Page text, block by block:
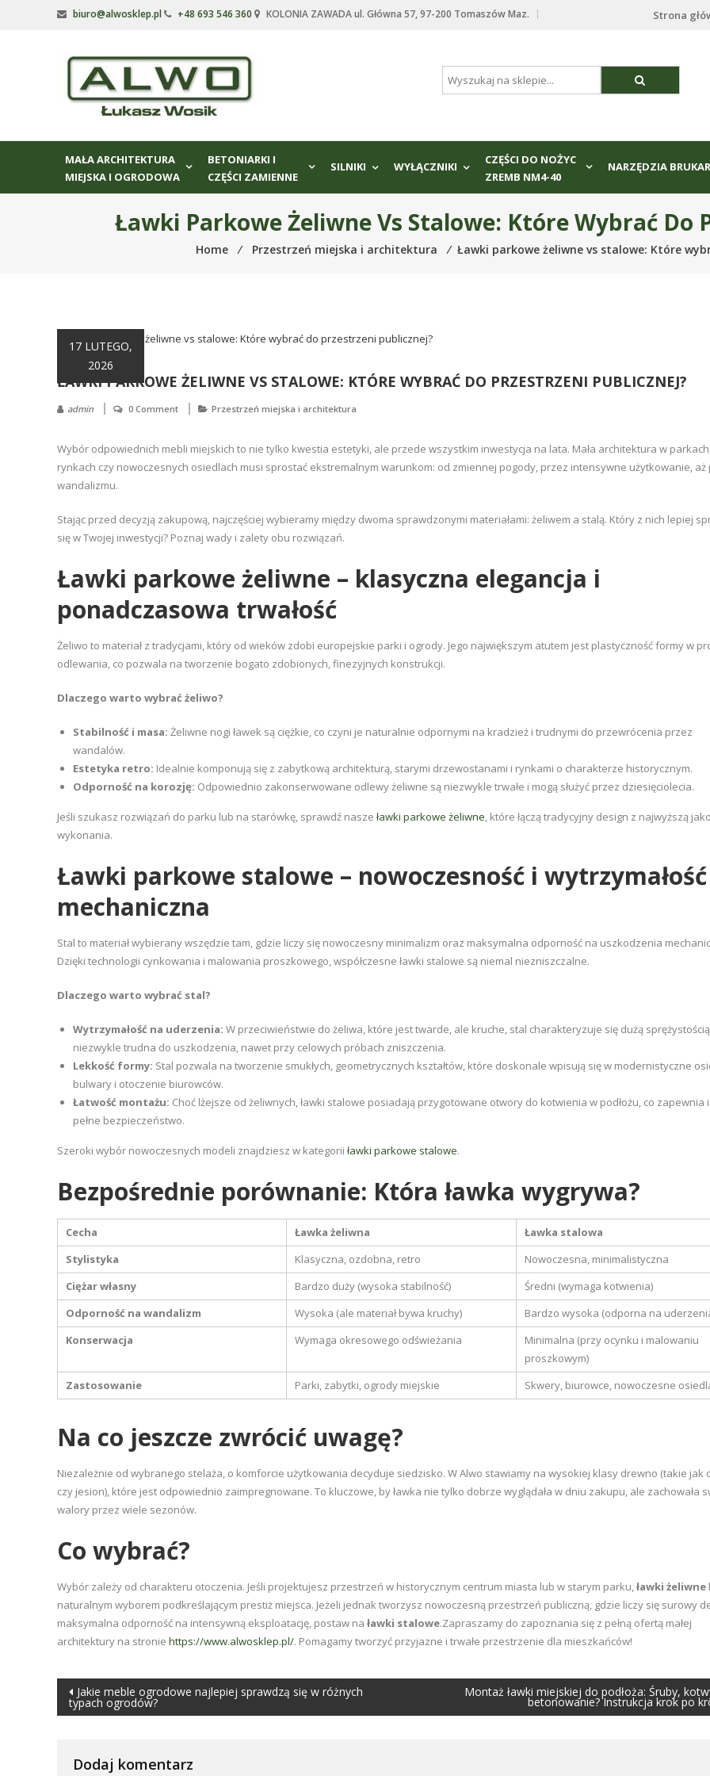
biuro@alwosklep.pl +48 693 546 360 KOLONIA ZAWADA ul. Główna 57, 97-200 Tomaszów Maz. Strona
Alwo
sklep
–
meble
ogrodowe,
różnego
rodzaju
części
rolniczych,
także
zamienne.
MAŁA ARCHITEKTURA
MIEJSKA I OGRODOWA
BETONIARKI I
CZĘŚCI ZAMIENNE
SILNIKI WYŁĄCZNIKI
CZĘŚCI DO NOŻYC
ZREMB NM4-40
NARZĘDZIA
Ławki Parkowe Żeliwne Vs Stalowe: Które Wybrać Do
Home ⁄ Przestrzeń miejska i architektura ⁄ Ławki parkowe żeliwne vs stalowe: Które
17 LUTEGO,
2026
ŁAWKI PARKOWE ŻELIWNE VS STALOWE: KTÓRE WYBRAĆ DO PRZESTRZENI PUBLICZNEJ?
admin 0 Comment Przestrzeń miejska i architektura
Wybór odpowiednich mebli miejskich to nie tylko kwestia estetyki, ale przede wszystkim inwestycja na lata. Mała architektura w
rynkach czy nowoczesnych osiedlach musi sprostać ekstremalnym warunkom: od zmiennej pogody, przez intensywne użytkowanie, aż
wandalizmu.
Stając przed decyzją zakupową, najczęściej wybieramy między dwoma sprawdzonymi materiałami: żeliwem a stalą. Który z nich lepiej
się w Twojej inwestycji? Poznaj wady i zalety obu rozwiązań.
Ławki parkowe żeliwne – klasyczna elegancja i
ponadczasowa trwałość
Żeliwo to materiał z tradycjami, który od wieków zdobi europejskie parki i ogrody. Jego największym atutem jest plastyczność formy w
odlewania, co pozwala na tworzenie bogato zdobionych, finezyjnych konstrukcji.
Dlaczego warto wybrać żeliwo?
Stabilność i masa: Żeliwne nogi ławek są ciężkie, co czyni je naturalnie odpornymi na kradzież i trudnymi do przewrócenia przez
wandalów.
Estetyka retro: Idealnie komponują się z zabytkową architekturą, starymi drzewostanami i rynkami o charakterze historycznym.
Odporność na korozję: Odpowiednio zakonserwowane odlewy żeliwne są niezwykle trwałe i mogą służyć przez dziesięciolecia.
Jeśli szukasz rozwiązań do parku lub na starówkę, sprawdź nasze ławki parkowe żeliwne, które łączą tradycyjny design z najwyższą
wykonania.
Ławki parkowe stalowe – nowoczesność i wytrzymałość
mechaniczna
Stal to materiał wybierany wszędzie tam, gdzie liczy się nowoczesny minimalizm oraz maksymalna odporność na uszkodzenia
Dzięki technologii cynkowania i malowania proszkowego, współczesne ławki stalowe są niemal niezniszczalne.
Dlaczego warto wybrać stal?
Wytrzymałość na uderzenia: W przeciwieństwie do żeliwa, które jest twarde, ale kruche, stal charakteryzuje się dużą
niezwykle trudna do uszkodzenia, nawet przy celowych próbach zniszczenia.
Lekkość formy: Stal pozwala na tworzenie smukłych, geometrycznych kształtów, które doskonale wpisują się w modernistyczne
bulwary i otoczenie biurowców.
Łatwość montażu: Choć lżejsze od żeliwnych, ławki stalowe posiadają przygotowane otwory do kotwienia w podłożu, co zapewnia
pełne bezpieczeństwo.
Szeroki wybór nowoczesnych modeli znajdziesz w kategorii ławki parkowe stalowe.
Bezpośrednie porównanie: Która ławka wygrywa?
Cecha Ławka żeliwna
Ławka stalowa
Stylistyka
Klasyczna, ozdobna, retro
Nowoczesna, minimalistyczna
Ciężar własny
Bardzo duży (wysoka stabilność)
Średni (wymaga kotwienia)
Odporność na wandalizm
Wysoka (ale materiał bywa kruchy)
Bardzo wysoka (odporna na
Konserwacja
Wymaga okresowego odświeżania
Minimalna (przy ocynku i malowaniu
proszkowym)
Zastosowanie
Parki, zabytki, ogrody miejskie Skwery, biurowce, nowoczesne
Na co jeszcze zwrócić uwagę?
Niezależnie od wybranego stelaża, o komforcie użytkowania decyduje siedzisko. W Alwo stawiamy na wysokiej klasy drewno (takie jak
czy jesion), które jest odpowiednio zaimpregnowane. To kluczowe, by ławka nie tylko dobrze wyglądała w dniu zakupu, ale zachowała
walory przez wiele sezonów.
Co wybrać?
Wybór zależy od charakteru otoczenia. Jeśli projektujesz przestrzeń w historycznym centrum miasta lub w starym parku,ławki żeliwne
naturalnym wyborem podkreślającym prestiż miejsca. Jeżeli jednak tworzysz nowoczesną przestrzeń publiczną, gdzie liczy się surowy
maksymalna odporność na intensywną eksploatację, postaw na ławki stalowe.Zapraszamy do zapoznania się z pełną ofertą małej
architektury na stronie https://www.alwosklep.pl/. Pomagamy tworzyć przyjazne i trwałe przestrzenie dla mieszkańców!
Nawigacja
wpisu
Jakie meble ogrodowe najlepiej sprawdzą się w różnych
typach ogrodów?
Montaż ławki miejskiej do podłoża: Śruby,
betonowanie? Instrukcja krok po
Dodaj komentarz